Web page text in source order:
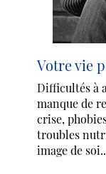
Votre vie
Difficultés à
manque de
crise,
troubles
image de